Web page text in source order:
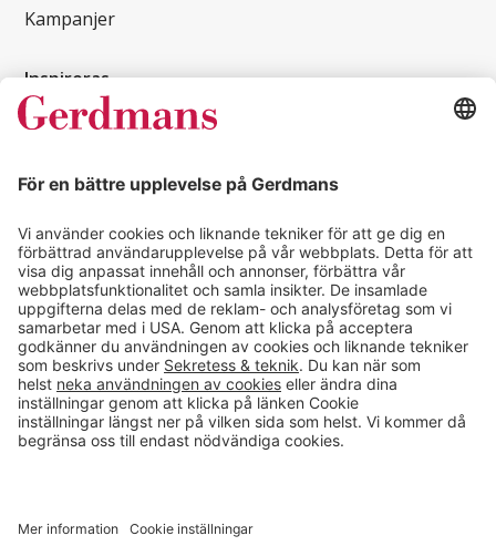
Kampanjer
Inspireras
Kundcase
Läsvärt
Kontakt
info@gerdmans.se
0433-740 80
Kundservice öppettider
Vardagar 07.30-17.00
© 2026 Gerdmans Inredningar AB Alla priser är exklusive moms.